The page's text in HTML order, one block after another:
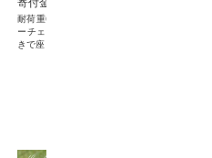
寄付金額
耐荷重60kgと長く使えるベビ
ーチェア。座面クッション付
きで座り心地抜群。